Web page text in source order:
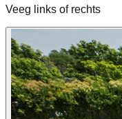
Veeg links of rechts